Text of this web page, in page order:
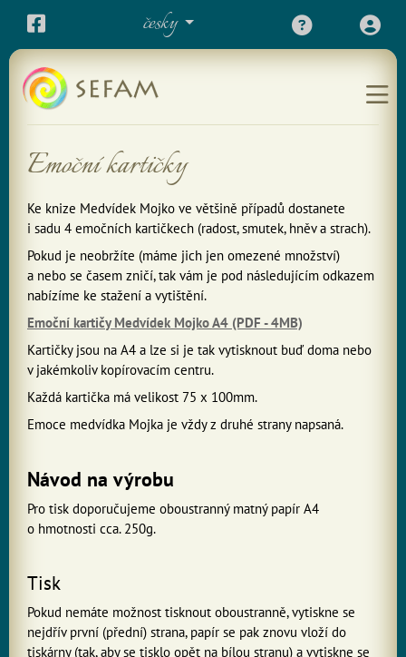
česky
Emoční kartičky
Ke knize Medvídek Mojko ve většině případů dostanete
i sadu 4 emočních kartičkech (radost, smutek, hněv a strach).
Pokud je neobržíte (máme jich jen omezené množství)
a nebo se časem zničí, tak vám je pod následujícím odkazem
nabízíme ke stažení a vytištění.
Emoční kartičy Medvídek Mojko A4 (PDF - 4MB)
Kartičky jsou na A4 a lze si je tak vytisknout buď doma nebo
v jakémkoliv kopírovacím centru.
Každá kartička má velikost 75 x 100mm.
Emoce medvídka Mojka je vždy z druhé strany napsaná.
Návod na výrobu
Pro tisk doporučujeme oboustranný matný papír A4
o hmotnosti cca. 250g.
Tisk
Pokud nemáte možnost tisknout oboustranně, vytiskne se
nejdřív první (přední) strana, papír se pak znovu vloží do
tiskárny (tak, aby se tisklo opět na bílou stranu) a vytiskne se